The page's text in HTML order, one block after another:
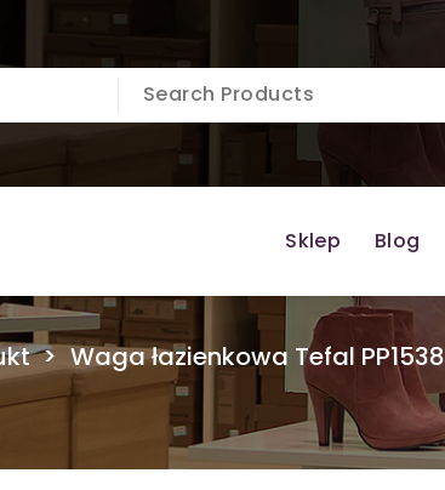
Sklep Blog
> Waga łazienkowa Tefal PP1538